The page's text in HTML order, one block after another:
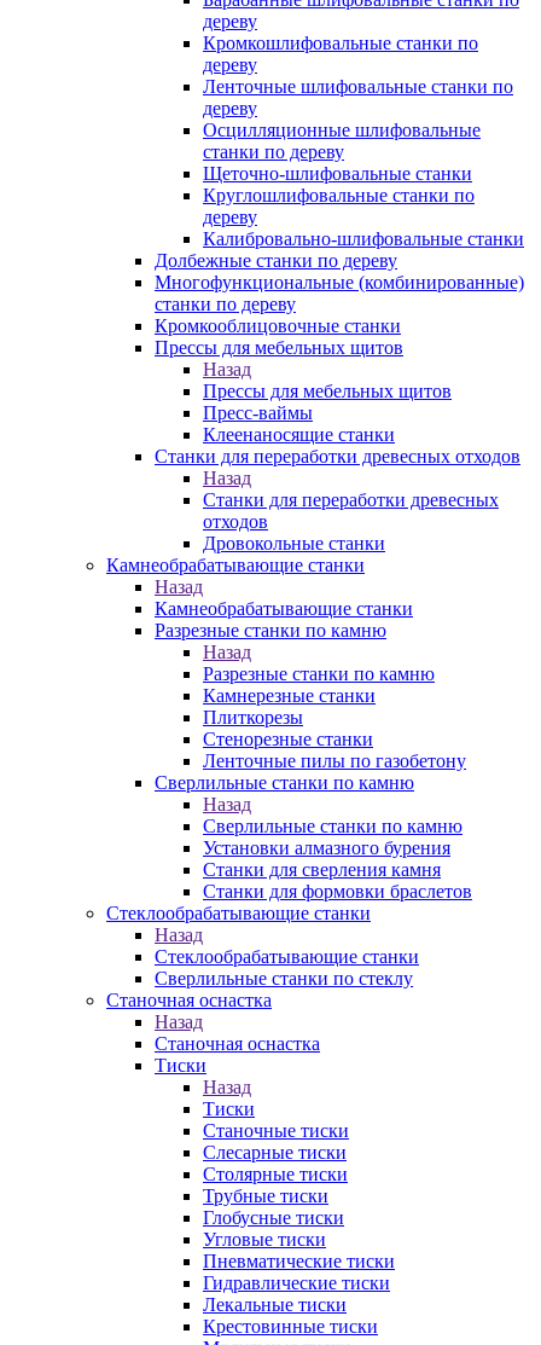
дереву
Кромкошлифовальные станки по
дереву
Ленточные шлифовальные станки по
дереву
Осцилляционные шлифовальные
станки по дереву
Щеточно-шлифовальные станки
Круглошлифовальные станки по
дереву
Калибровально-шлифовальные станки
Долбежные станки по дереву
Многофункциональные (комбинированные)
станки по дереву
Кромкооблицовочные станки
Прессы для мебельных щитов
Назад
Прессы для мебельных щитов
Пресс-ваймы
Клеенаносящие станки
Станки для переработки древесных отходов
Назад
Станки для переработки древесных
отходов
Дровокольные станки
Камнеобрабатывающие станки
Назад
Камнеобрабатывающие станки
Разрезные станки по камню
Назад
Разрезные станки по камню
Камнерезные станки
Плиткорезы
Стенорезные станки
Ленточные пилы по газобетону
Сверлильные станки по камню
Назад
Сверлильные станки по камню
Установки алмазного бурения
Станки для сверления камня
Станки для формовки браслетов
Стеклообрабатывающие станки
Назад
Стеклообрабатывающие станки
Сверлильные станки по стеклу
Станочная оснастка
Назад
Станочная оснастка
Тиски
Назад
Тиски
Станочные тиски
Слесарные тиски
Столярные тиски
Трубные тиски
Глобусные тиски
Угловые тиски
Пневматические тиски
Гидравлические тиски
Лекальные тиски
Крестовинные тиски